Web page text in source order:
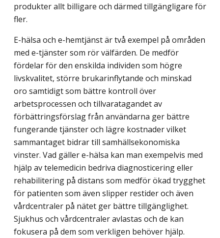
produkter allt billigare och därmed tillgängligare för
fler.
E-hälsa och e-hemtjänst är två exempel på områden
med e-tjänster som rör välfärden. De medför
fördelar för den enskilda individen som högre
livskvalitet, större brukarinflytande och minskad
oro samtidigt som bättre kontroll över
arbetsprocessen och tillvaratagandet av
förbättringsförslag från användarna ger bättre
fungerande tjänster och lägre kostnader vilket
sammantaget bidrar till samhällsekonomiska
vinster. Vad gäller e-hälsa kan man exempelvis med
hjälp av telemedicin bedriva diagnosticering eller
rehabilitering på distans som medför ökad trygghet
för patienten som även slipper restider och även
vårdcentraler på nätet ger bättre tillgänglighet.
Sjukhus och vårdcentraler avlastas och de kan
fokusera på dem som verkligen behöver hjälp.